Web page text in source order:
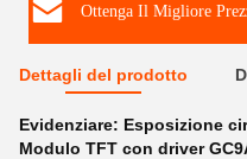
Ottenga Il Migliore
Dettagli del prodotto
Evidenziare: Esposizione
Modulo TFT con driver